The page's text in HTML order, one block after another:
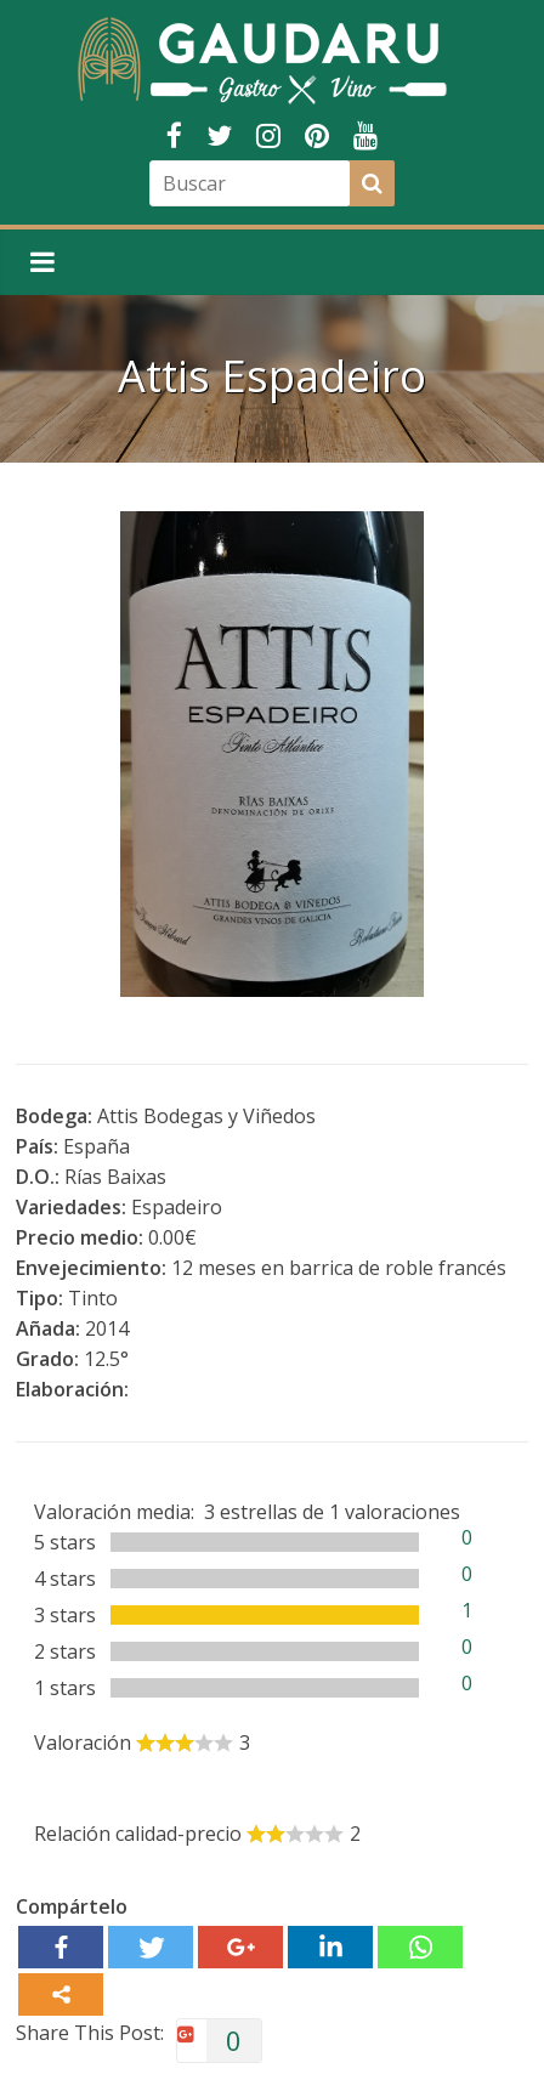
Attis Espadeiro
Bodega: Attis Bodegas y Viñedos
País: España
D.O.: Rías Baixas
Variedades: Espadeiro
Precio medio: 0.00€
Envejecimiento: 12 meses en barrica de roble francés
Tipo: Tinto
Añada: 2014
Grado: 12.5°
Elaboración:
Valoración media:
5 stars
0
4 stars
0
3 stars
1
2 stars
0
1 stars
0
3 estrellas de 1 valoraciones
Valoración 3
Relación calidad-precio 2
Compártelo
Share This Post: 0